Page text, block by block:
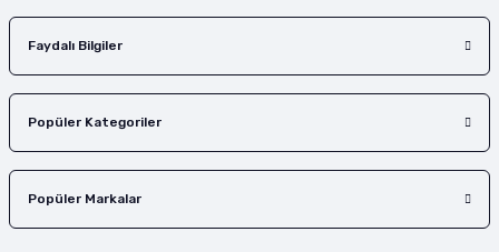
Faydalı Bilgiler
Popüler Kategoriler
Popüler Markalar